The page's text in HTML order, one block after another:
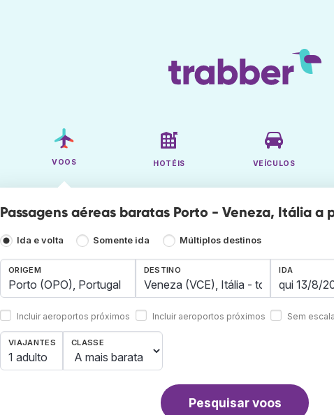
VOOS HOTÉIS VEÍCULOS
Passagens aéreas baratas Porto - Veneza, Itália a
Ida e volta Somente ida Múltiplos destinos
ORIGEM
Incluir aeroportos próximos
DESTINO
Incluir aeroportos próximos
IDA
Sem
VIAJANTES
1 adulto
CLASSE
Pesquisar voos